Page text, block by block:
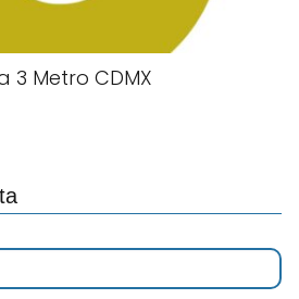
3 Metro CDMX